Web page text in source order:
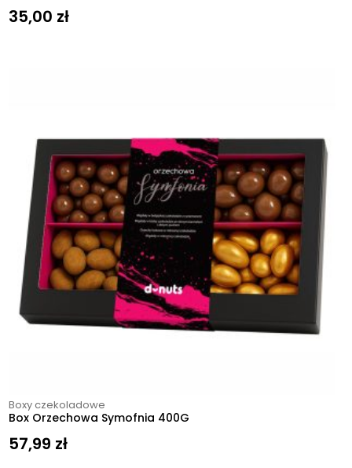
35,00 zł
Boxy czekoladowe
Box Orzechowa Symofnia 400G
57,99 zł